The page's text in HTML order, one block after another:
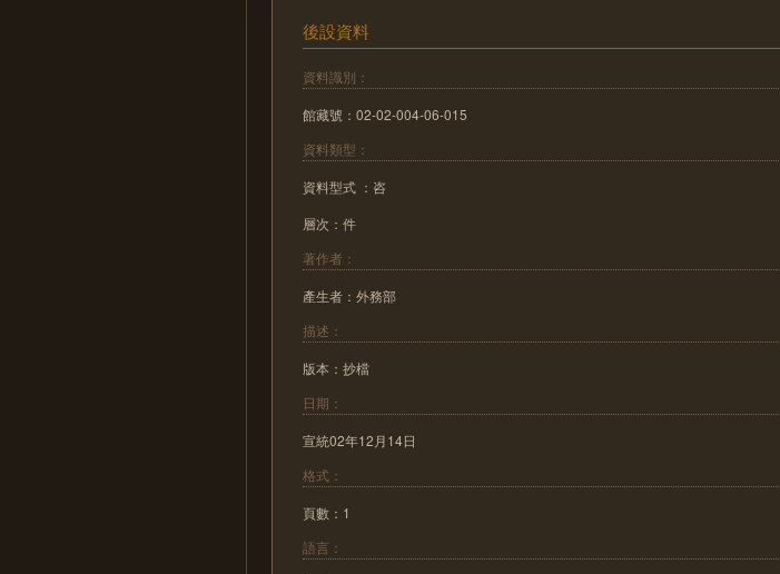
後設資料
資料識別：
館藏號：02-02-004-06-015
資料類型：
資料型式 ：咨
層次：件
著作者：
產生者：外務部
描述：
版本：抄檔
日期：
宣統02年12月14日
格式：
頁數：1
語言：